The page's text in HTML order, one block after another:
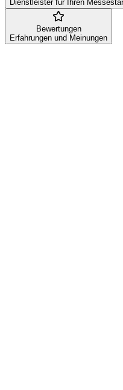
Dienstleister für Ihren
Bewertungen
Erfahrungen und Meinungen